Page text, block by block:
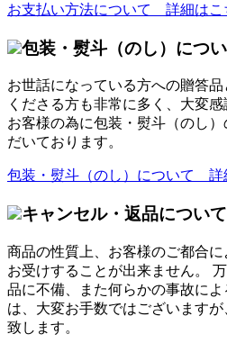
お支払い方法について 詳細はこ
包装・熨斗（のし）につ
お世話になっている方への贈答
くださる方も非常に多く、大変
お客様の為に包装・熨斗（のし
だいております。
包装・熨斗（のし）について 詳
キャンセル・返品について
商品の性質上、お客様のご都合に
お受けすることが出来ません。
品に不備、また何らかの事故に
は、大変お手数ではございます
致します。